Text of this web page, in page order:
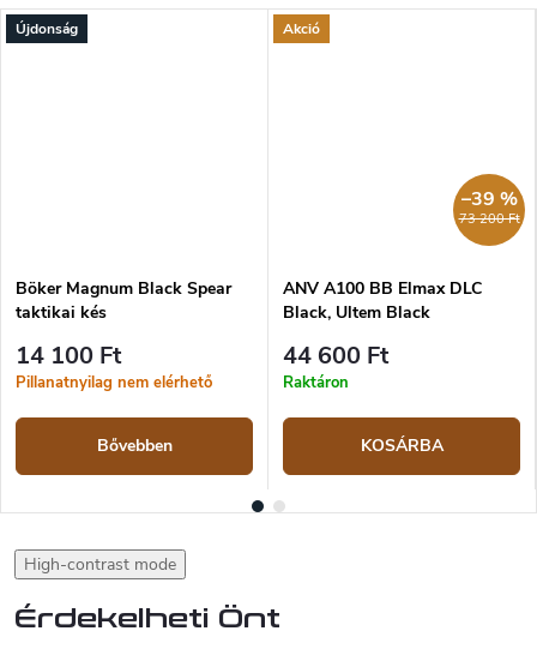
Újdonság
Böker Magnum Black Spear
taktikai kés
14 100 Ft
Pillanatnyilag nem elérhető
Bővebben
Akció
73 200 Ft
–39 %
ANV A100 BB Elmax DLC
Black, Ultem Black
44 600 Ft
Raktáron
KOSÁRBA
High-contrast mode
Érdekelheti Önt